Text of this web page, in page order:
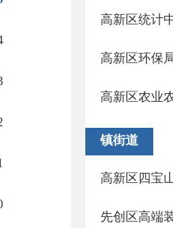
高新区统计
高新区环保
高新区农业
镇街道
高新区四宝
先创区高端